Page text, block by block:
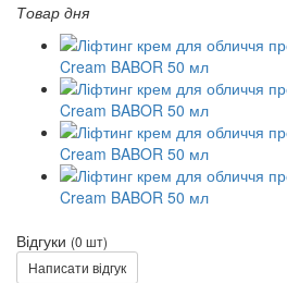
Товар дня
Відгуки (0 шт)
Написати відгук